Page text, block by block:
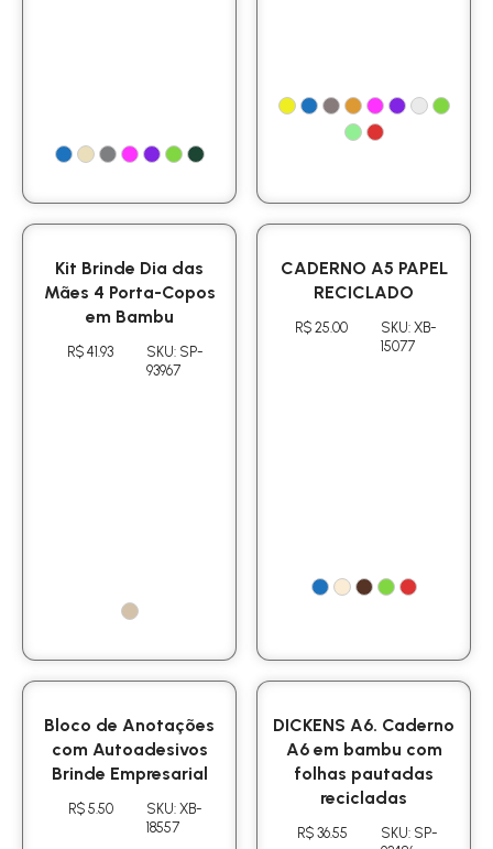
Kit Brinde Dia das
Mães 4 Porta-Copos
em Bambu
R$ 41.93
SKU: SP-
93967
CADERNO A5 PAPEL
RECICLADO
R$ 25.00
SKU: XB-
15077
Bloco de Anotações
com Autoadesivos
Brinde Empresarial
R$ 5.50
SKU: XB-
18557
DICKENS A6. Caderno
A6 em bambu com
folhas pautadas
recicladas
R$ 36.55
SKU: SP-